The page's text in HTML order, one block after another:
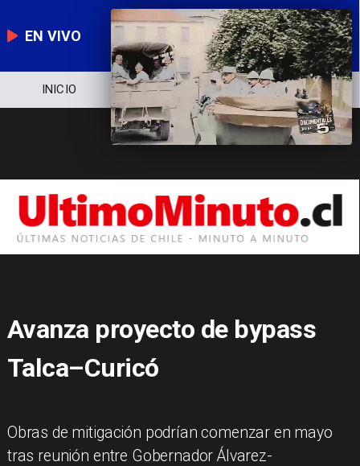
EN VIVO
NOTICIERO POLÍTICA ECONOMÍA
Avanza proyecto de bypass
Talca–Curicó
Obras de mitigación podrían comenzar en mayo
tras reunión entre Gobernador Álvarez-